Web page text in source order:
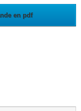
en pdf